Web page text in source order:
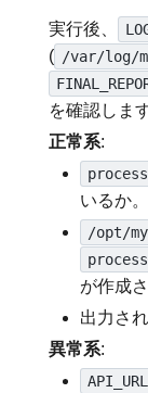
実行後、
( /var/log/
を確認します
正常系:
いるか。
/opt/
が作成
出力さ
異常系:
API_URL